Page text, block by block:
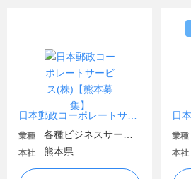
業種
本社 熊本県
業種
本社